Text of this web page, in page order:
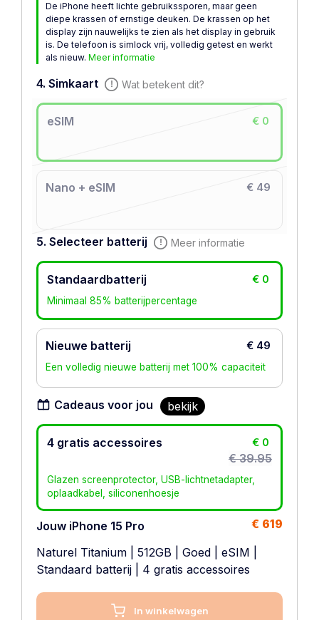
De iPhone heeft lichte gebruikssporen, maar geen
diepe krassen of ernstige deuken. De krassen op het
display zijn nauwelijks te zien als het display in gebruik
is. De telefoon is simlock vrij, volledig getest en werkt
als nieuw. Meer informatie
4. Simkaart Wat betekent dit?
eSIM € 0
Nano + eSIM € 49
5. Selecteer batterij Meer informatie
Standaardbatterij € 0
Minimaal 85% batterijpercentage
Nieuwe batterij € 49
Een volledig nieuwe batterij met 100% capaciteit
Cadeaus voor jou bekijk
4 gratis accessoires € 0
€ 39.95
Glazen screenprotector, USB-lichtnetadapter,
oplaadkabel, siliconenhoesje
Jouw iPhone 15 Pro
€ 619
Naturel Titanium
512GB Goed eSIM
Standaard batterij | 4 gratis accessoires
In winkelwagen